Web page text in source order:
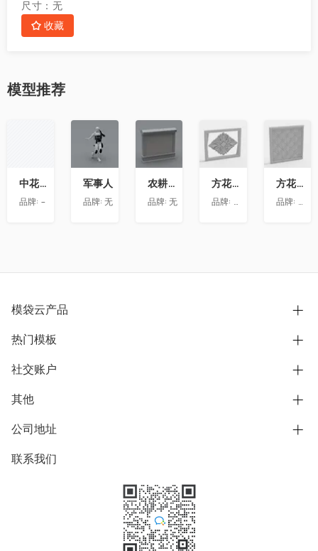
尺寸： 无
收藏
模型推荐
中花-12
品牌: -
收
藏
军事人
品牌:无
收
农耕文化墙
品牌: 无
收
藏
方花-020
品牌:
精品材质
收
方花-055
品牌:
精品
模袋云产品
别墅设计营销
模型协同展示分享
别墅社区
别墅模板
热门模板
欧式别墅
中式别墅
日式别墅
社交账户
B站
抖音
微信公众号
其他
用户服务协议
隐私政策
公司地址
上海市浦东新区东方路1215-1217号
联系我们